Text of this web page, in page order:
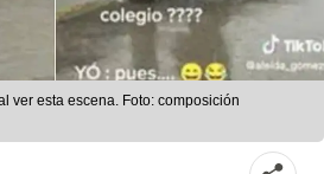
ver esta escena. Foto: composición